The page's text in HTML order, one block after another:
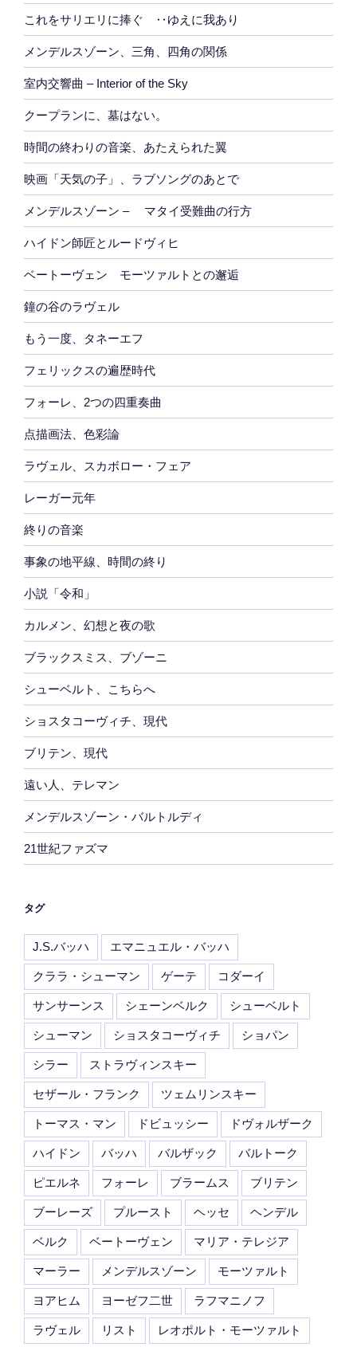
これをサリエリに捧ぐ ‥ゆえに我あり
メンデルスゾーン、三角、四角の関係
室内交響曲 – Interior of the Sky
クープランに、墓はない。
時間の終わりの音楽、あたえられた翼
映画「天気の子」、ラブソングのあとで
メンデルスゾーン – マタイ受難曲の行方
ハイドン師匠とルードヴィヒ
ベートーヴェン モーツァルトとの邂逅
鐘の谷のラヴェル
もう一度、タネーエフ
フェリックスの遍歴時代
フォーレ、2つの四重奏曲
点描画法、色彩論
ラヴェル、スカボロー・フェア
レーガー元年
終りの音楽
事象の地平線、時間の終り
小説「令和」
カルメン、幻想と夜の歌
ブラックスミス、ブゾーニ
シューベルト、こちらへ
ショスタコーヴィチ、現代
ブリテン、現代
遠い人、テレマン
メンデルスゾーン・バルトルディ
21世紀ファズマ
タグ
J.S.バッハ エマニュエル・バッハ
クララ・シューマン ゲーテ コダーイ
サンサーンス シェーンベルク シューベルト
シューマン ショスタコーヴィチ ショパン
シラー ストラヴィンスキー
セザール・フランク ツェムリンスキー
トーマス・マン ドビュッシー ドヴォルザーク
ハイドン バッハ バルザック バルトーク
ピエルネ フォーレ ブラームス ブリテン
ブーレーズ プルースト ヘッセ ヘンデル
ベルク ベートーヴェン マリア・テレジア
マーラー メンデルスゾーン モーツァルト
ヨアヒム ヨーゼフ二世 ラフマニノフ
ラヴェル リスト レオポルト・モーツァルト